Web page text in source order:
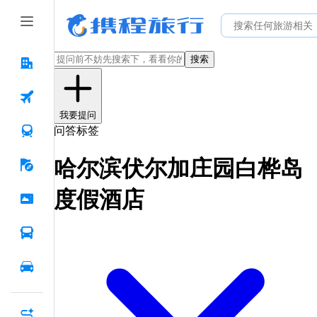
搜索
我要提问
问答标签
哈尔滨伏尔加庄园白桦岛
度假酒店